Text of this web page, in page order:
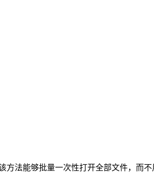
法能够批量一次性打开全部文件，而不